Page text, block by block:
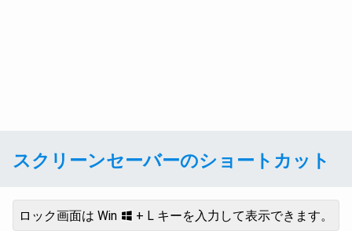
スクリーンセーバーのショートカット
ロック画面は Win + L キーを入力して表示できます。